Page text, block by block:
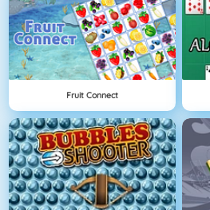
Fruit Connect